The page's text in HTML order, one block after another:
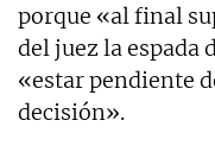
porque «al final
del juez la espada
«estar pendiente
decisión».